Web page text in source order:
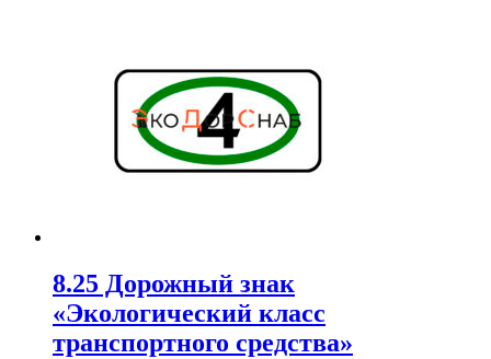
8.25 Дорожный знак
«Экологический класс
транспортного средства»